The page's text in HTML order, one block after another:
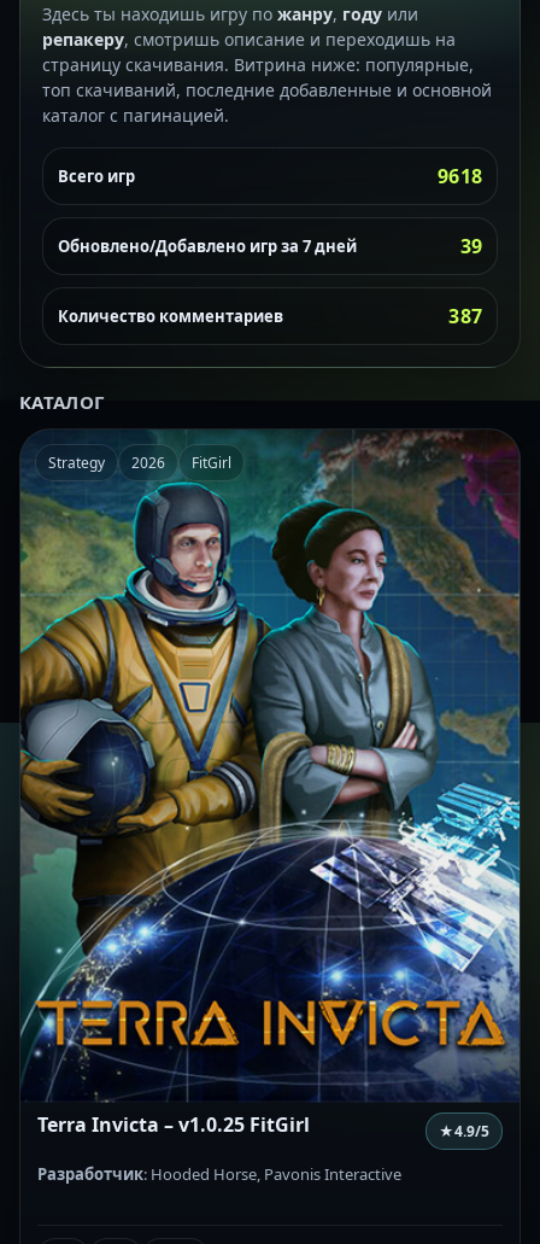
Здесь ты находишь игру по жанру, году или
репакеру, смотришь описание и переходишь на
страницу скачивания. Витрина ниже: популярные,
топ скачиваний, последние добавленные и основной
каталог с пагинацией.
Всего игр 9618
Обновлено/Добавлено игр за 7 дней 39
Количество комментариев 387
КАТАЛОГ
Strategy 2026 FitGirl
Terra Invicta – v1.0.25 FitGirl ★4.9/5
Разработчик: Hooded Horse, Pavonis Interactive